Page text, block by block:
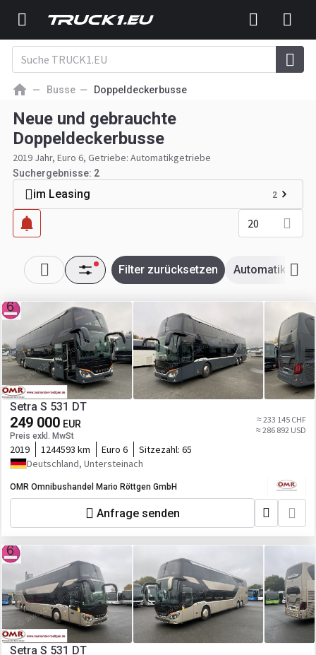
Busse Doppeldeckerbusse
Neue und gebrauchte
Doppeldeckerbusse
2019 Jahr, Euro 6, Getriebe: Automatikgetriebe
Suchergebnisse: 2
im Leasing 2
20
Filter zurücksetzen
Setra S 531 DT
249 000 EUR
Preis exkl. MwSt
≈ 233 145 CHF
≈ 286 892 USD
2019 1244593 km Euro 6 Sitzezahl: 65
Deutschland, Untersteinach
OMR Omnibushandel Mario Röttgen GmbH
Anfrage senden
Setra S 531 DT